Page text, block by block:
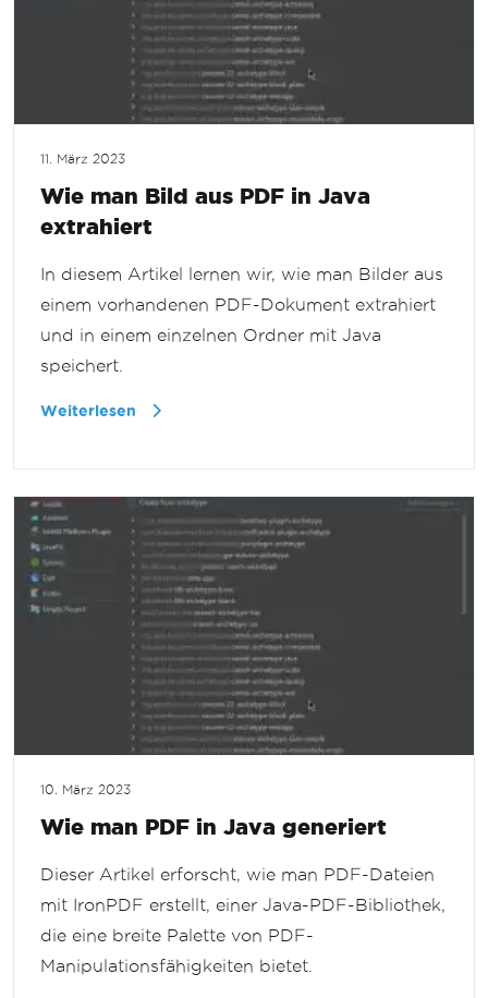
11. März 2023
Wie man Bild aus PDF in Java
extrahiert
In diesem Artikel lernen wir, wie man Bilder aus
einem vorhandenen PDF-Dokument extrahiert
und in einem einzelnen Ordner mit Java
speichert.
Weiterlesen
10. März 2023
Wie man PDF in Java generiert
Dieser Artikel erforscht, wie man PDF-Dateien
mit IronPDF erstellt, einer Java-PDF-Bibliothek,
die eine breite Palette von PDF-
Manipulationsfähigkeiten bietet.